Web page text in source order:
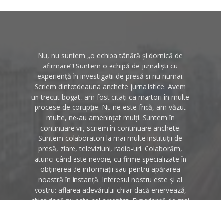
Nu, nu suntem „o echipa tânără și dornică de
afirmare”! Suntem o echipă de jurnaliști cu
experiență în investigații de presă și nu numai.
Scriem dintotdeauna anchete jurnalistice. Avem
un trecut bogat, am fost citați ca martori în multe
procese de corupție. Nu ne este frică, am văzut
multe, ne-au amenințat mulți. Suntem în
continuare vii, scriem în continuare anchete.
Suntem colaboratori la mai multe instituții de
presă, ziare, televiziuni, radio-uri. Colaborăm,
atunci când este nevoie, cu firme specializate în
obținerea de informații sau pentru apărarea
noastră în instanță. Interesul nostru este și al
vostru: aflarea adevărului chiar dacă enervează,